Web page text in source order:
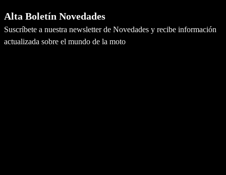
Alta Boletín Novedades
Suscríbete a nuestra newsletter de Novedades y recibe información
actualizada sobre el mundo de la moto